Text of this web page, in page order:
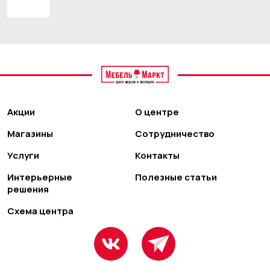
Акции
Магазины
Услуги
Интерьерные
решения
Схема центра
О центре
Сотрудничество
Контакты
Полезные статьи